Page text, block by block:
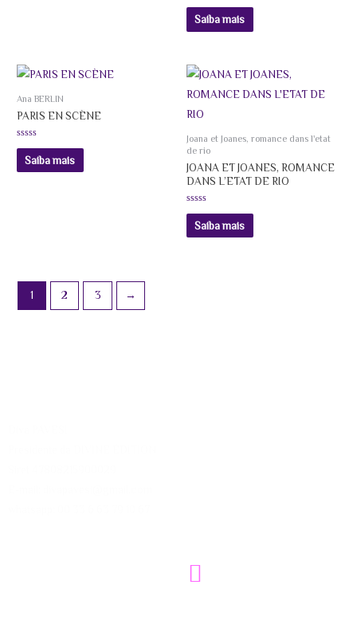
Avaliação
de
5
Saiba mais
Ana BERLIN
PARIS EN SCÈNE
Avaliação
de
5
Saiba mais
Joana et Joanes, romance dans l'etat
de rio
JOANA ET JOANES, ROMANCE
DANS L’ETAT DE RIO
Avaliação
de
5
Saiba mais
1 2 3 →